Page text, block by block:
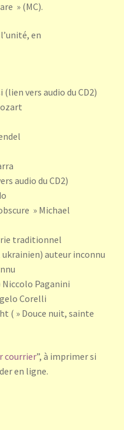
» (MC).
en
vers audio du CD2)
audio du CD2)
» Michael
traditionnel
auteur inconnu
Niccolo Paganini
Corelli
( » Douce nuit, sainte
courrier”, à imprimer si
en ligne.